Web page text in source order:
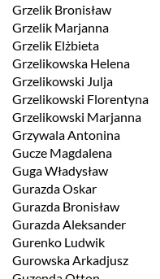
Grzelik Bronisław
Grzelik Marjanna
Grzelik Elżbieta
Grzelikowska Helena
Grzelikowski Julja
Grzelikowski Florentyna
Grzelikowski Marjanna
Grzywala Antonina
Gucze Magdalena
Guga Władysław
Gurazda Oskar
Gurazda Bronisław
Gurazda Aleksander
Gurenko Ludwik
Gurowska Arkadjusz